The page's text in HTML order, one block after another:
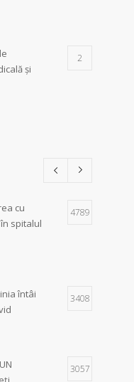
și
2
de
cu
spitalul
4789
întâi
3408
3057